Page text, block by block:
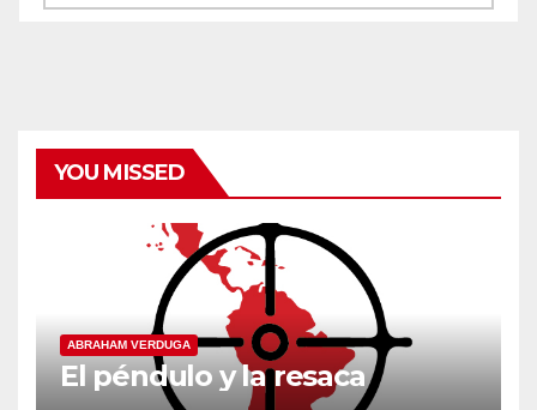
YOU MISSED
ABRAHAM VERDUGA
El péndulo y la resaca